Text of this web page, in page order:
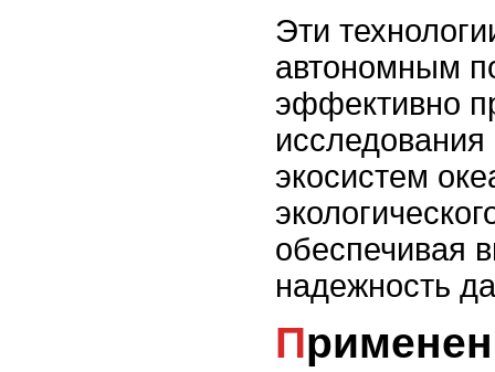
Эти
автономным
эффективно
экосистем
обеспечивая
надежность
Применение